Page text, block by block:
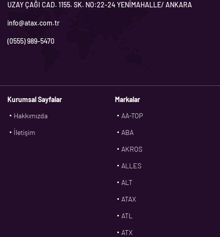
UZAY ÇAĞI CAD. 1155. SK. NO:22-24 YENİMAHALLE/ ANKARA
info@atax.com.tr
(0555) 989-5470
Kurumsal Sayfalar
Hakkımızda
İletişim
Markalar
AA-TOP
ABA
AKROS
ALLES
ALT
ATAX
ATL
ATX